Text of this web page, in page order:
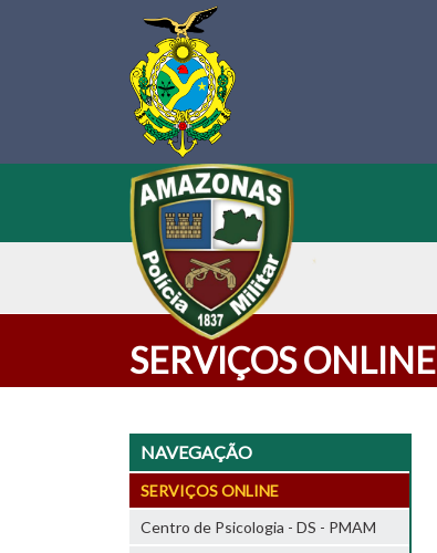
SERVIÇOS ONLINE
NAVEGAÇÃO
SERVIÇOS ONLINE
Centro de Psicologia - DS - PMAM